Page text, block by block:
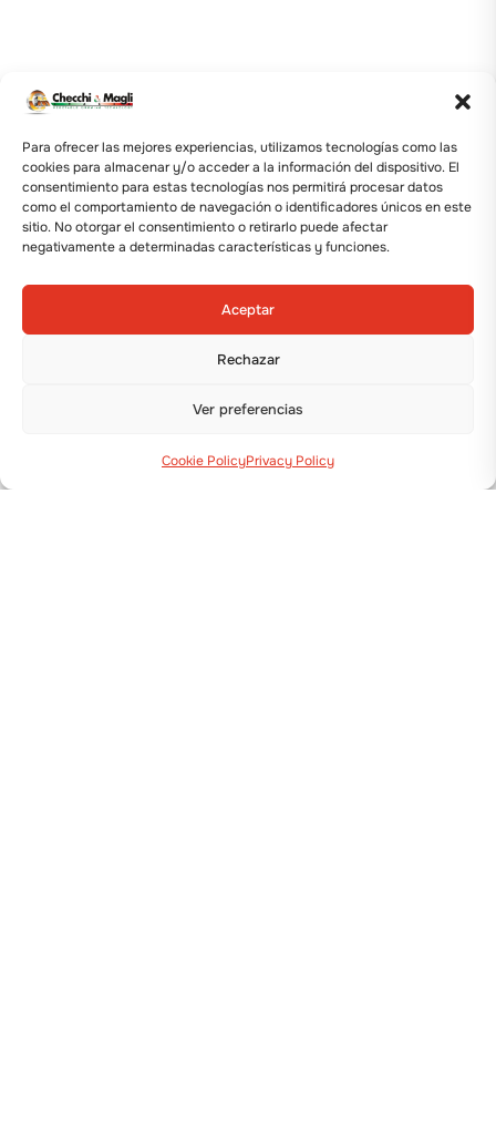
Para ofrecer las mejores experiencias, utilizamos tecnologías como las
cookies para almacenar y/o acceder a la información del dispositivo. El
consentimiento para estas tecnologías nos permitirá procesar datos
como el comportamiento de navegación o identificadores únicos en este
sitio. No otorgar el consentimiento o retirarlo puede afectar
negativamente a determinadas características y funciones.
Aceptar
Rechazar
Ver preferencias
Cookie PolicyPrivacy Policy